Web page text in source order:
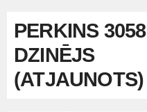
PERKINS 3058
DZINĒJS
(ATJAUNOTS)